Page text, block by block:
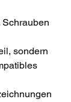
sondern